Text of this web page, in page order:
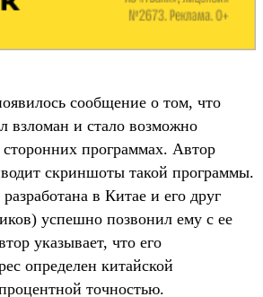
сообщение о том, что
взломан и стало возможно
сторонних программах. Автор
скриншоты такой программы.
в Китае и его друг
успешно позвонил ему с ее
указывает, что его
определен китайской
точностью.